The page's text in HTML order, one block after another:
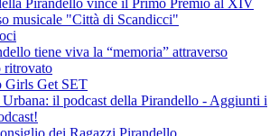
Pirandello vince il Primo Premio al XIV
musicale "Città di Scandicci"
tiene viva la “memoria” attraverso
ritrovato
Girls Get SET
Urbana: il podcast della Pirandello - Aggiunti i